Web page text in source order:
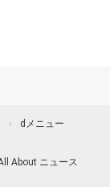
dメニュー
About ニュース